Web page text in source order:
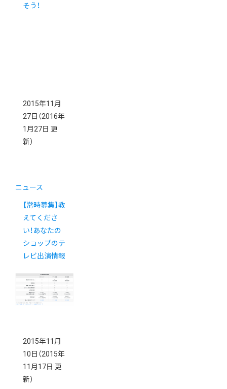
そう！
2015年11月
27日 （2016年
1月27日 更
新）
ニュース
【常時募集】教
えてくださ
い！あなたの
ショップのテ
レビ出演情報
2015年11月
10日 （2015年
11月17日 更
新）